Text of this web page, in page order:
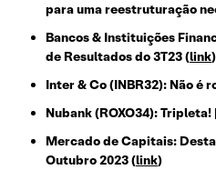
para uma reestruturação
Bancos & Instituições
de Resultados do 3T23 (link)
Inter & Co (INBR32): Não é
Nubank (ROXO34): Tripleta!
Mercado de Capitais:
Outubro 2023 (link)